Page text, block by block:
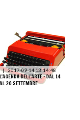
| 2017-09-14 13:14:48
L'AGENDA DELL'ARTE - DAL 14
AL 20 SETTEMBRE